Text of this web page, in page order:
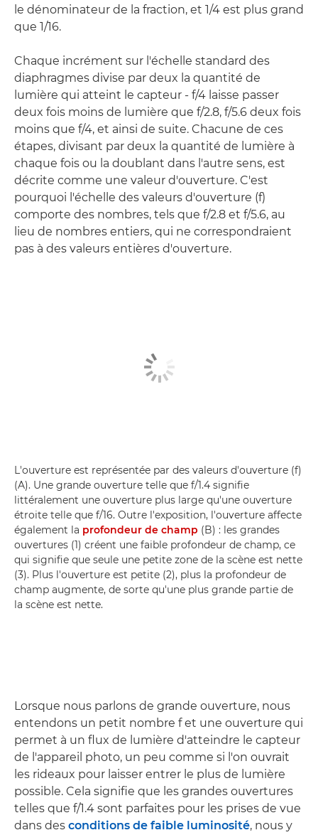
le dénominateur de la fraction, et 1/4 est plus grand
que 1/16.
Chaque incrément sur l'échelle standard des
diaphragmes divise par deux la quantité de
lumière qui atteint le capteur - f/4 laisse passer
deux fois moins de lumière que f/2.8, f/5.6 deux fois
moins que f/4, et ainsi de suite. Chacune de ces
étapes, divisant par deux la quantité de lumière à
chaque fois ou la doublant dans l'autre sens, est
décrite comme une valeur d'ouverture. C'est
pourquoi l'échelle des valeurs d'ouverture (f)
comporte des nombres, tels que f/2.8 et f/5.6, au
lieu de nombres entiers, qui ne correspondraient
pas à des valeurs entières d'ouverture.
L'ouverture est représentée par des valeurs d'ouverture (f)
(A). Une grande ouverture telle que f/1.4 signifie
littéralement une ouverture plus large qu'une ouverture
étroite telle que f/16. Outre l'exposition, l'ouverture affecte
également la profondeur de champ (B) : les grandes
ouvertures (1) créent une faible profondeur de champ, ce
qui signifie que seule une petite zone de la scène est nette
(3). Plus l'ouverture est petite (2), plus la profondeur de
champ augmente, de sorte qu'une plus grande partie de
la scène est nette.
Lorsque nous parlons de grande ouverture, nous
entendons un petit nombre f et une ouverture qui
permet à un flux de lumière d'atteindre le capteur
de l'appareil photo, un peu comme si l'on ouvrait
les rideaux pour laisser entrer le plus de lumière
possible. Cela signifie que les grandes ouvertures
telles que f/1.4 sont parfaites pour les prises de vue
dans des conditions de faible luminosité, nous y